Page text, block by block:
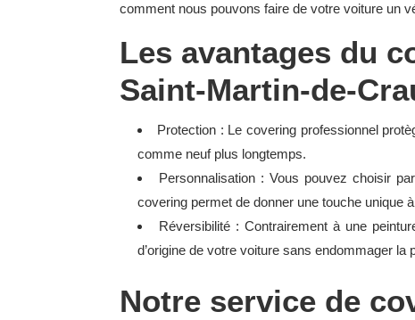
comment nous pouvons faire de votre voiture un
Les avantages du
Saint-Martin-de-
Protection : Le covering professionnel
comme neuf plus longtemps.
Personnalisation : Vous pouvez choisir
covering permet de donner une touche unique
Réversibilité : Contrairement à une
d’origine de votre voiture sans endommager la
Notre service de